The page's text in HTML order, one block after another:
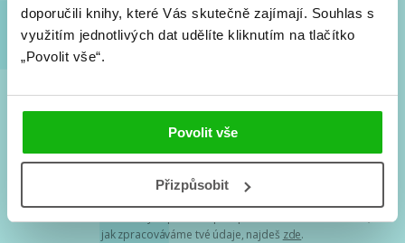
doporučili knihy, které Vás skutečně zajímají. Souhlas s
využitím jednotlivých dat udělíte kliknutím na tlačítko
„Povolit vše“.
Povolit vše
Přizpůsobit
Souhlasím spodmínkami zpracování osobních údajů
Tvá e-mailová adresa je u nás v bezpečí. Přečti si
jak zpracováváme tvé údaje, najdeš zde.